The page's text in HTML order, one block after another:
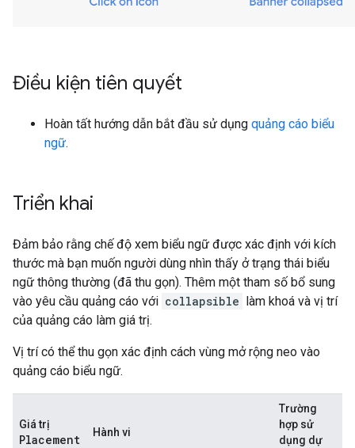
Điều kiện tiên quyết
Hoàn tất hướng dẫn bắt đầu sử dụng quảng cáo biểu
ngữ.
Triển khai
Đảm bảo rằng chế độ xem biểu ngữ được xác định với kích
thước mà bạn muốn người dùng nhìn thấy ở trạng thái biểu
ngữ thông thường (đã thu gọn). Thêm một tham số bổ sung
vào yêu cầu quảng cáo với collapsible làm khoá và vị trí
của quảng cáo làm giá trị.
Vị trí có thể thu gọn xác định cách vùng mở rộng neo vào
quảng cáo biểu ngữ.
Giá trị
Placement Hành vi
Trường
hợp sử
dụng dự